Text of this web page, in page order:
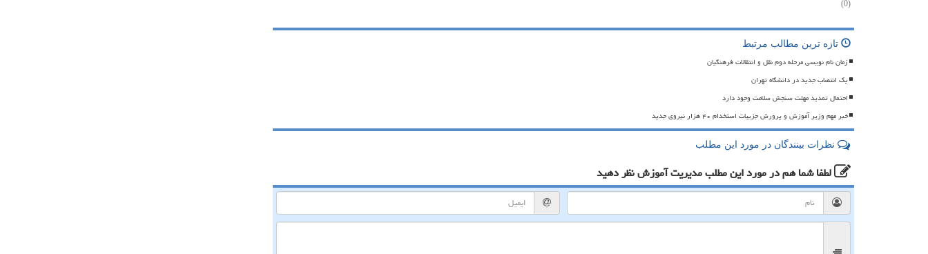
(0)
تازه ترین مطالب مرتبط
زمان نام نویسی مرحله دوم نقل و انتقالات فرهنگیان
یک انتصاب جدید در دانشگاه تهران
احتمال تمدید مهلت سنجش سلامت وجود دارد
خبر مهم وزیر آموزش و پرورش جزییات استخدام ۴۰ هزار نیروی جدید
نظرات بینندگان در مورد این مطلب
لطفا شما همدر مورد این مطلب مدیریت آموزشنظر دهید